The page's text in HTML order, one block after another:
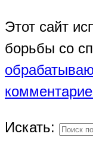
Этот сайт
борьбы со
Искать: